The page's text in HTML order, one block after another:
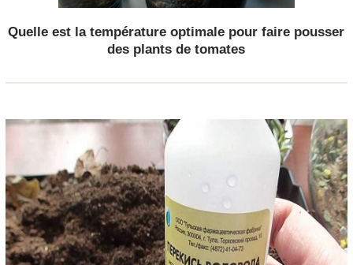
Quelle est la température optimale pour faire pousser
des plants de tomates